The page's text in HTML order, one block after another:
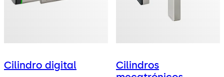
Cilindro digital
Cilindros